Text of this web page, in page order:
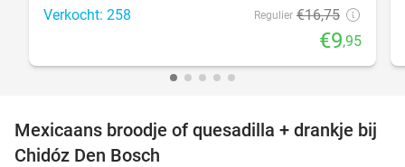
Verkocht: 258 Regulier €16,75
€9,95
37%
Mexicaans broodje of quesadilla + drankje bij
Chidóz Den Bosch